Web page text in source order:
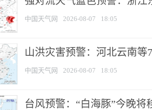
中国天气网 2026-08-07 18:05
山洪灾害预警：河北云南
中国天气网 2026-08-07 18:05
台风预警：“白海豚”今晚将